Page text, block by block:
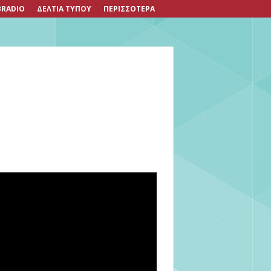
ΔΕΛΤΙΑ ΤΥΠΟΥ ΠΕΡΙΣΣΟΤΕΡΑ